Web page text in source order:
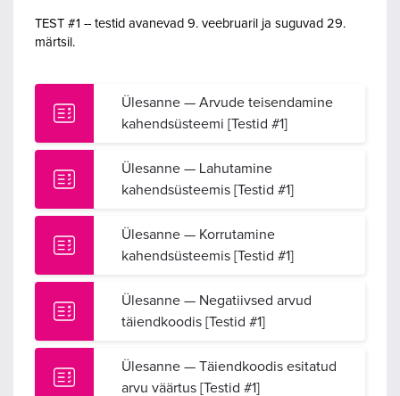
TEST #1 -- testid avanevad 9. veebruaril ja suguvad 29.
märtsil.
Ülesanne — Arvude teisendamine
kahendsüsteemi [Testid #1]
Ülesanne — Lahutamine
kahendsüsteemis [Testid #1]
Ülesanne — Korrutamine
kahendsüsteemis [Testid #1]
Ülesanne — Negatiivsed arvud
täiendkoodis [Testid #1]
Ülesanne — Täiendkoodis esitatud
arvu väärtus [Testid #1]